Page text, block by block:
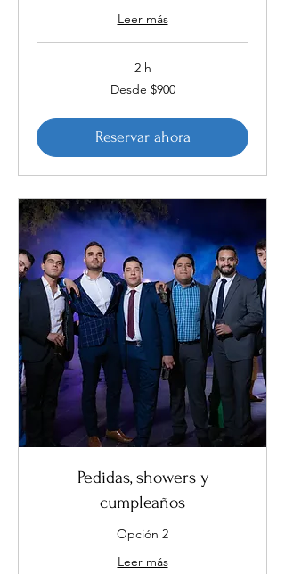
Leer más
2 h
Desde $900
Reservar ahora
Pedidas, showers y
cumpleaños
Opción 2
Leer más